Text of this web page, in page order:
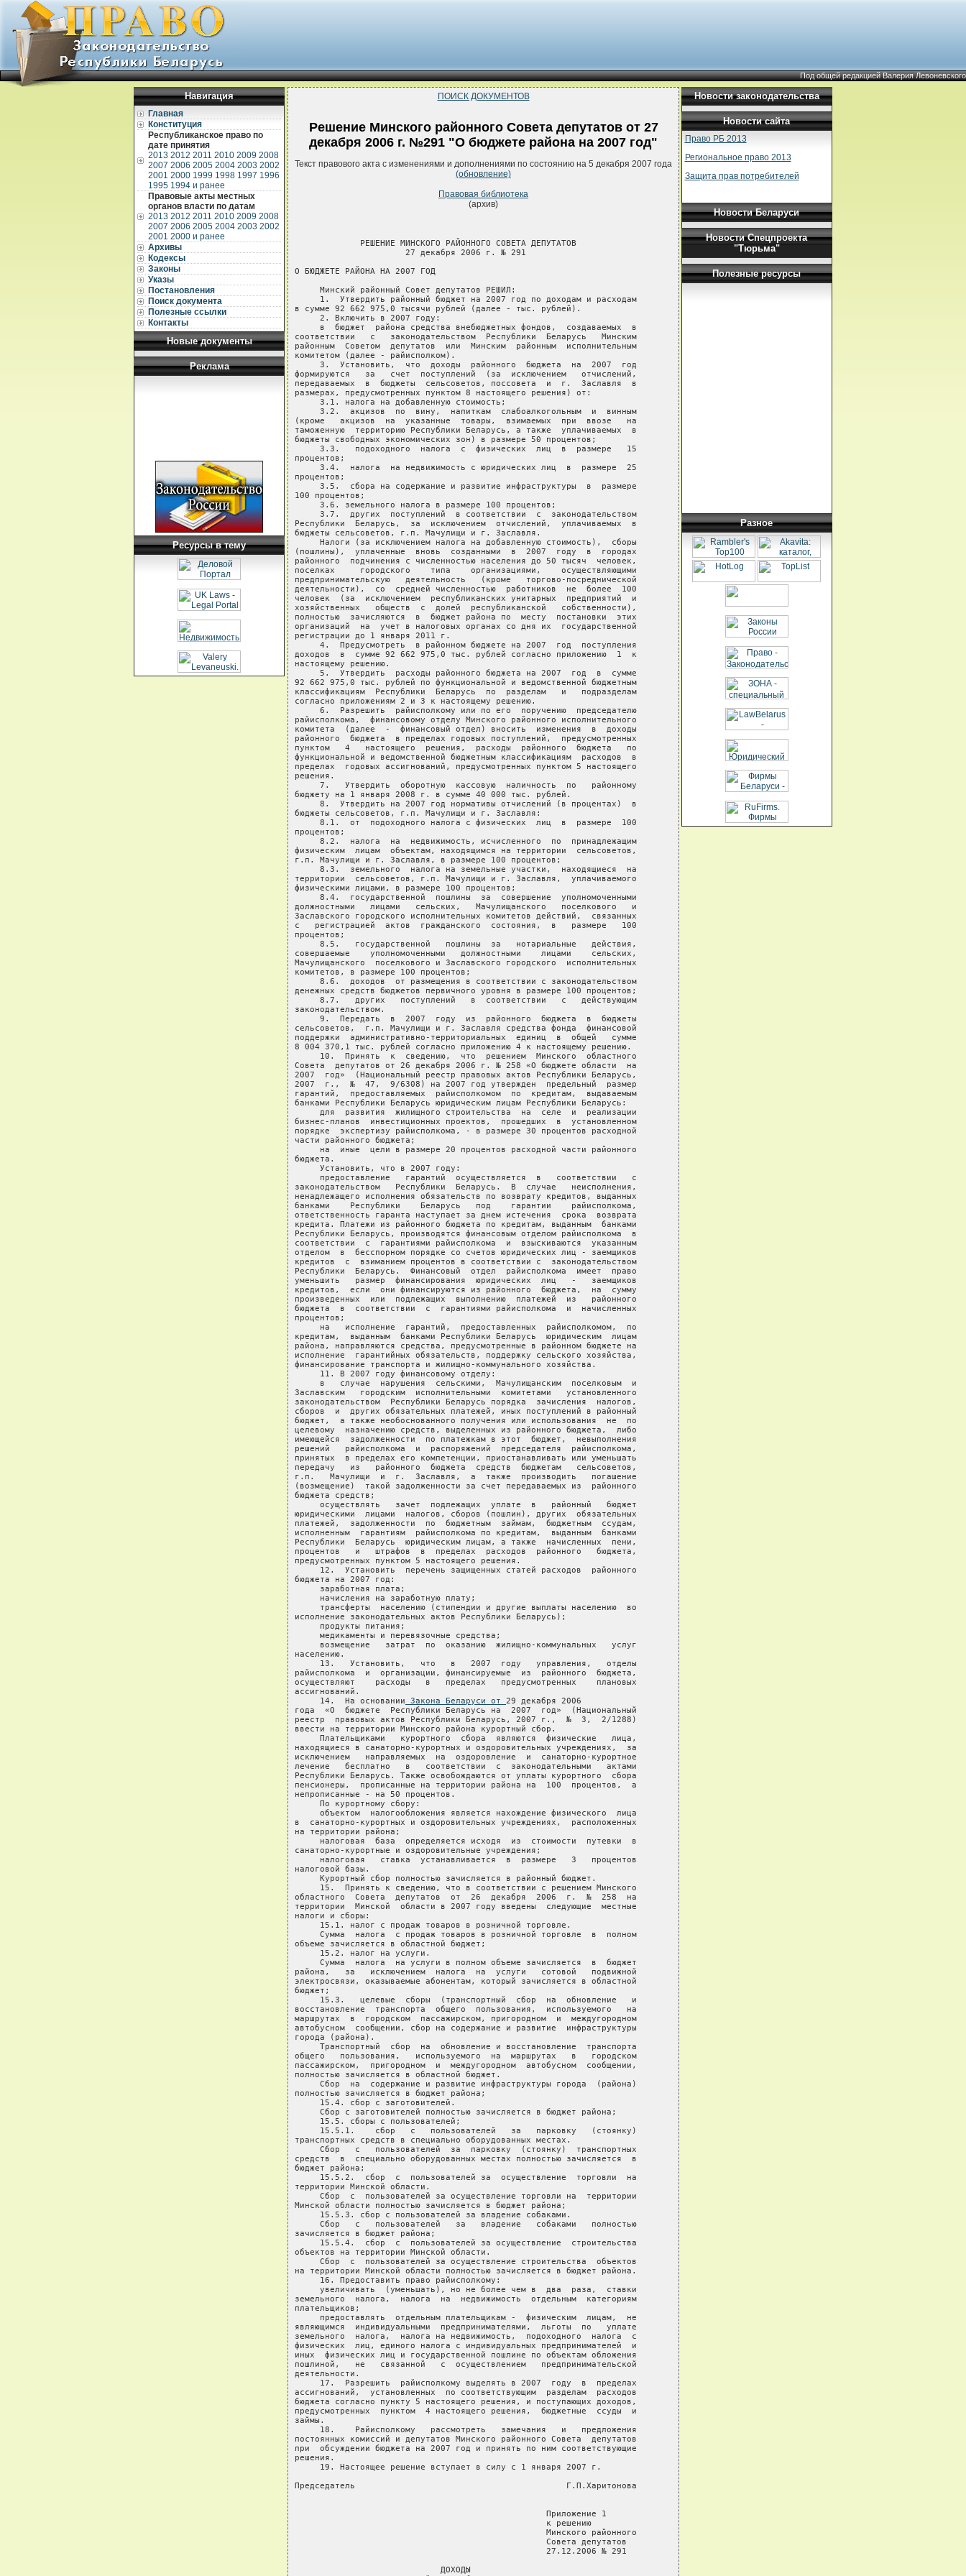
Под общей редакцией Валерия Левоневского
Навигация
Главная
Конституция
Республиканское право по
дате принятия
2013 2012 2011 2010 2009 2008
2007 2006 2005 2004 2003 2002
2001 2000 1999 1998 1997 1996
1995 1994 и ранее
Правовые акты местных
органов власти по датам
2013 2012 2011 2010 2009 2008
2007 2006 2005 2004 2003 2002
2001 2000 и ранее
Архивы
Кодексы
Законы
Указы
Постановления
Поиск документа
Полезные ссылки
Контакты
Новые документы
Реклама
Ресурсы в тему
ПОИСК ДОКУМЕНТОВ
Решение Минского районного Совета депутатов от 27
декабря 2006 г. №291 "О бюджете района на 2007 год"
Текст правового акта с изменениями и дополнениями по состоянию на 5 декабря 2007 года
(обновление)
Правовая библиотека
(архив)
             РЕШЕНИЕ МИНСКОГО РАЙОННОГО СОВЕТА ДЕПУТАТОВ
                      27 декабря 2006 г. № 291
О БЮДЖЕТЕ РАЙОНА НА 2007 ГОД
     Минский районный Совет депутатов РЕШИЛ:
     1.  Утвердить районный бюджет на 2007 год по доходам и расходам
в сумме 92 662 975,0 тысячи рублей (далее - тыс. рублей).
     2. Включить в 2007 году:
     в  бюджет  района средства внебюджетных фондов,  создаваемых  в
соответствии   с   законодательством  Республики  Беларусь   Минским
районным  Советом  депутатов  или  Минским  районным  исполнительным
комитетом (далее - райисполком).
     3.  Установить,  что  доходы  районного  бюджета  на  2007  год
формируются   за   счет  поступлений  (за  исключением   отчислений,
передаваемых  в  бюджеты  сельсоветов, поссовета  и  г.  Заславля  в
размерах, предусмотренных пунктом 8 настоящего решения) от:
     3.1. налога на добавленную стоимость;
     3.2.  акцизов  по  вину,  напиткам  слабоалкогольным  и  винным
(кроме   акцизов  на  указанные  товары,  взимаемых  при  ввозе   на
таможенную  территорию Республики Беларусь, а также  уплачиваемых  в
бюджеты свободных экономических зон) в размере 50 процентов;
     3.3.   подоходного  налога  с  физических  лиц  в  размере   15
процентов;
     3.4.  налога  на недвижимость с юридических лиц  в  размере  25
процентов;
     3.5.  сбора на содержание и развитие инфраструктуры  в  размере
100 процентов;
     3.6. земельного налога в размере 100 процентов;
     3.7.  других  поступлений  в соответствии  с  законодательством
Республики  Беларусь,  за  исключением  отчислений,  уплачиваемых  в
бюджеты сельсоветов, г.п. Мачулищи и г. Заславля.
     Налоги (за исключением налога на добавленную стоимость),  сборы
(пошлины),  уплаченные  вновь  созданными  в  2007  году  в  городах
районного  подчинения с численностью населения до 50 тысяч  человек,
поселках     городского    типа    организациями,    осуществляющими
предпринимательскую   деятельность   (кроме   торгово-посреднической
деятельности),  со  средней численностью  работников  не  более  100
человек  (за  исключением  республиканских унитарных  предприятий  и
хозяйственных   обществ  с  долей  республиканской   собственности),
полностью  зачисляются  в  бюджет района по  месту  постановки  этих
организаций  на  учет в налоговых органах со дня их  государственной
регистрации до 1 января 2011 г.
     4.  Предусмотреть  в районном бюджете на 2007  год  поступления
доходов  в  сумме 92 662 975,0 тыс. рублей согласно приложению  1  к
настоящему решению.
     5.  Утвердить  расходы районного бюджета на 2007  год  в  сумме
92 662 975,0 тыс. рублей по функциональной и ведомственной бюджетным
классификациям  Республики  Беларусь  по  разделам   и   подразделам
согласно приложениям 2 и 3 к настоящему решению.
     6.  Разрешить  райисполкому или по его  поручению  председателю
райисполкома,  финансовому отделу Минского районного исполнительного
комитета  (далее  -  финансовый отдел) вносить  изменения  в  доходы
районного  бюджета  в пределах годовых поступлений,  предусмотренных
пунктом   4   настоящего  решения,  расходы  районного  бюджета   по
функциональной и ведомственной бюджетным классификациям  расходов  в
пределах  годовых ассигнований, предусмотренных пунктом 5 настоящего
решения.
     7.   Утвердить  оборотную  кассовую  наличность  по   районному
бюджету на 1 января 2008 г. в сумме 40 000 тыс. рублей.
     8.  Утвердить на 2007 год нормативы отчислений (в процентах)  в
бюджеты сельсоветов, г.п. Мачулищи и г. Заславля:
     8.1.  от  подоходного налога с физических  лиц  в  размере  100
процентов;
     8.2.  налога  на  недвижимость, исчисленного  по  принадлежащим
физическим  лицам  объектам, находящимся на территории  сельсоветов,
г.п. Мачулищи и г. Заславля, в размере 100 процентов;
     8.3.  земельного  налога на земельные участки,  находящиеся  на
территории  сельсоветов, г.п. Мачулищи и г. Заславля,  уплачиваемого
физическими лицами, в размере 100 процентов;
     8.4.  государственной  пошлины  за  совершение  уполномоченными
должностными   лицами   сельских,   Мачулищанского   поселкового   и
Заславского городского исполнительных комитетов действий,  связанных
с   регистрацией  актов  гражданского  состояния,  в   размере   100
процентов;
     8.5.   государственной   пошлины  за   нотариальные   действия,
совершаемые    уполномоченными   должностными    лицами    сельских,
Мачулищанского  поселкового и Заславского городского  исполнительных
комитетов, в размере 100 процентов;
     8.6.  доходов  от размещения в соответствии с законодательством
денежных средств бюджетов первичного уровня в размере 100 процентов;
     8.7.   других   поступлений   в  соответствии   с   действующим
законодательством.
     9.  Передать  в  2007  году  из  районного  бюджета  в  бюджеты
сельсоветов,  г.п. Мачулищи и г. Заславля средства фонда  финансовой
поддержки  административно-территориальных  единиц  в  общей   сумме
8 004 370,1 тыс. рублей согласно приложению 4 к настоящему решению.
     10.  Принять  к  сведению,  что  решением  Минского  областного
Совета  депутатов от 26 декабря 2006 г. № 258 «О бюджете области  на
2007  год»  (Национальный реестр правовых актов Республики Беларусь,
2007  г.,  №  47,  9/6308) на 2007 год утвержден  предельный  размер
гарантий,  предоставляемых  райисполкомом  по  кредитам,  выдаваемым
банками Республики Беларусь юридическим лицам Республики Беларусь:
     для  развития  жилищного строительства  на  селе  и  реализации
бизнес-планов  инвестиционных проектов,  прошедших  в  установленном
порядке  экспертизу райисполкома, - в размере 30 процентов расходной
части районного бюджета;
     на  иные  цели в размере 20 процентов расходной части районного
бюджета.
     Установить, что в 2007 году:
     предоставление   гарантий  осуществляется  в   соответствии   с
законодательством   Республики  Беларусь.  В  случае   неисполнения,
ненадлежащего исполнения обязательств по возврату кредитов, выданных
банками    Республики    Беларусь   под    гарантии    райисполкома,
ответственность гаранта наступает за днем истечения  срока  возврата
кредита. Платежи из районного бюджета по кредитам, выданным  банками
Республики Беларусь, производятся финансовым отделом райисполкома  в
соответствии  с  гарантиями райисполкома  и  взыскиваются  указанным
отделом  в  бесспорном порядке со счетов юридических лиц - заемщиков
кредитов  с  взиманием процентов в соответствии с  законодательством
Республики  Беларусь.  Финансовый  отдел  райисполкома  имеет  право
уменьшить   размер  финансирования  юридических  лиц   -   заемщиков
кредитов,  если  они финансируются из районного  бюджета,  на  сумму
произведенных  или  подлежащих  выполнению  платежей  из   районного
бюджета  в  соответствии  с  гарантиями райисполкома  и  начисленных
процентов;
     на   исполнение  гарантий,  предоставленных  райисполкомом,  по
кредитам,  выданным  банками Республики Беларусь  юридическим  лицам
района, направляются средства, предусмотренные в районном бюджете на
исполнение  гарантийных обязательств, поддержку сельского хозяйства,
финансирование транспорта и жилищно-коммунального хозяйства.
     11. В 2007 году финансовому отделу:
     в   случае  нарушения  сельскими,  Мачулищанским  поселковым  и
Заславским   городским  исполнительными  комитетами   установленного
законодательством  Республики Беларусь порядка  зачисления  налогов,
сборов  и  других обязательных платежей, иных поступлений в районный
бюджет,  а также необоснованного получения или использования  не  по
целевому  назначению средств, выделенных из районного бюджета,  либо
имеющейся  задолженности  по платежкам в этот  бюджет,  невыполнения
решений   райисполкома  и  распоряжений  председателя  райисполкома,
принятых  в пределах его компетенции, приостанавливать или уменьшать
передачу   из   районного  бюджета  средств  бюджетам   сельсоветов,
г.п.   Мачулищи  и  г.  Заславля,  а  также  производить   погашение
(возмещение)  такой задолженности за счет передаваемых из  районного
бюджета средств;
     осуществлять   зачет  подлежащих  уплате  в   районный   бюджет
юридическими  лицами  налогов, сборов (пошлин), других  обязательных
платежей,  задолженности  по  бюджетным  займам,  бюджетным  ссудам,
исполненным  гарантиям  райисполкома по кредитам,  выданным  банками
Республики  Беларусь  юридическим лицам, а также  начисленных  пени,
процентов   и   штрафов  в  пределах  расходов  районного   бюджета,
предусмотренных пунктом 5 настоящего решения.
     12.  Установить  перечень защищенных статей расходов  районного
бюджета на 2007 год:
     заработная плата;
     начисления на заработную плату;
     трансферты  населению (стипендии и другие выплаты населению  во
исполнение законодательных актов Республики Беларусь);
     продукты питания;
     медикаменты и перевязочные средства;
     возмещение   затрат  по  оказанию  жилищно-коммунальных   услуг
населению.
     13.   Установить,   что   в   2007  году   управления,   отделы
райисполкома  и  организации, финансируемые  из  районного  бюджета,
осуществляют    расходы   в   пределах   предусмотренных    плановых
ассигнований.
     14.  На основании
Закона Беларуси от 29 декабря 2006
года  «О  бюджете  Республики Беларусь на  2007  год»  (Национальный
реестр  правовых актов Республики Беларусь, 2007 г.,  №  3,  2/1288)
ввести на территории Минского района курортный сбор.
     Плательщиками   курортного  сбора  являются  физические   лица,
находящиеся в санаторно-курортных и оздоровительных учреждениях,  за
исключением   направляемых  на  оздоровление  и  санаторно-курортное
лечение   бесплатно   в   соответствии  с  законодательными   актами
Республики Беларусь. Также освобождаются от уплаты курортного  сбора
пенсионеры,  прописанные на территории района на  100  процентов,  а
непрописанные - на 50 процентов.
     По курортному сбору:
     объектом  налогообложения является нахождение физического  лица
в  санаторно-курортных и оздоровительных учреждениях,  расположенных
на территории района;
     налоговая  база  определяется исходя  из  стоимости  путевки  в
санаторно-курортные и оздоровительные учреждения;
     налоговая   ставка  устанавливается  в  размере   3   процентов
налоговой базы.
     Курортный сбор полностью зачисляется в районный бюджет.
     15.  Принять к сведению, что в соответствии с решением Минского
областного  Совета  депутатов  от  26  декабря  2006  г.  №  258  на
территории  Минской  области в 2007 году введены  следующие  местные
налоги и сборы:
     15.1. налог с продаж товаров в розничной торговле.
     Сумма  налога  с продаж товаров в розничной торговле  в  полном
объеме зачисляется в областной бюджет;
     15.2. налог на услуги.
     Сумма  налога  на услуги в полном объеме зачисляется  в  бюджет
района,   за   исключением  налога  на  услуги   сотовой   подвижной
электросвязи, оказываемые абонентам, который зачисляется в областной
бюджет;
     15.3.   целевые  сборы  (транспортный  сбор  на  обновление   и
восстановление  транспорта  общего  пользования,  используемого   на
маршрутах  в  городском  пассажирском, пригородном  и  междугородном
автобусном  сообщении, сбор на содержание и развитие  инфраструктуры
города (района).
     Транспортный  сбор  на  обновление и восстановление  транспорта
общего   пользования,   используемого  на  маршрутах   в   городском
пассажирском,  пригородном  и  междугородном  автобусном  сообщении,
полностью зачисляется в областной бюджет.
     Сбор  на  содержание и развитие инфраструктуры города  (района)
полностью зачисляется в бюджет района;
     15.4. сбор с заготовителей.
     Сбор с заготовителей полностью зачисляется в бюджет района;
     15.5. сборы с пользователей;
     15.5.1.    сбор   с   пользователей   за   парковку   (стоянку)
транспортных средств в специально оборудованных местах.
     Сбор   с   пользователей  за  парковку  (стоянку)  транспортных
средств  в  специально оборудованных местах полностью зачисляется  в
бюджет района;
     15.5.2.  сбор  с  пользователей за  осуществление  торговли  на
территории Минской области.
     Сбор  с  пользователей за осуществление торговли на  территории
Минской области полностью зачисляется в бюджет района;
     15.5.3. сбор с пользователей за владение собаками.
     Сбор   с   пользователей   за   владение   собаками   полностью
зачисляется в бюджет района;
     15.5.4.  сбор  с  пользователей за осуществление  строительства
объектов на территории Минской области.
     Сбор  с  пользователей за осуществление строительства  объектов
на территории Минской области полностью зачисляется в бюджет района.
     16. Предоставить право райисполкому:
     увеличивать  (уменьшать), но не более чем в  два  раза,  ставки
земельного  налога,  налога  на  недвижимость  отдельным  категориям
плательщиков;
     предоставлять  отдельным плательщикам -  физическим  лицам,  не
являющимся  индивидуальными  предпринимателями,  льготы  по   уплате
земельного  налога,  налога на недвижимость,  подоходного  налога  с
физических  лиц, единого налога с индивидуальных предпринимателей  и
иных  физических лиц и государственной пошлине по объектам обложения
пошлиной,   не   связанной   с  осуществлением   предпринимательской
деятельности.
     17.  Разрешить  райисполкому выделять в 2007  году  в  пределах
ассигнований,  установленных  по соответствующим  разделам  расходов
бюджета согласно пункту 5 настоящего решения, и поступающих доходов,
предусмотренных  пунктом  4 настоящего решения,  бюджетные  ссуды  и
займы.
     18.    Райисполкому   рассмотреть   замечания   и   предложения
постоянных комиссий и депутатов Минского районного Совета  депутатов
при  обсуждении бюджета на 2007 год и принять по ним соответствующие
решения.
     19. Настоящее решение вступает в силу с 1 января 2007 г.
     
Председатель                                          Г.П.Харитонова


                                                  Приложение 1
                                                  к решению
                                                  Минского районного
                                                  Совета депутатов
                                                  27.12.2006 № 291
                                
                             ДОХОДЫ
                        районного бюджета
                                
(тыс. рублей)
1. Налоговые доходы                                   72 935 545
1.1. Налоги на доходы и прибыль                       11 146 510
Подоходный налог                                       4 400 310
Целевые сборы                                          6 746 200
Сбор на содержание и развитие                          6 746 200
инфраструктуры
1.2. Налоги на собственность                          24 137 757
Налог на недвижимость за незавершенное                   414 400
строительство
Земельный налог                                       20 170 200
Налог на недвижимость                                  3 553 157
1.3. Налоги на товары и услуги                        33 115 859
Налог на добавленную стоимость                        12 612 700
Налог при упрощенной системе                           1 177 500
налогообложения для субъектов малого
предпринимательства
Единый налог с индивидуальных                          4 957 840
предпринимателей и иных физических лиц
Единый налог для производителей                        5 338 200
сельскохозяйственной продукции
Акцизы на товары                                       1 079 300
Налог на игорный бизнес                                   45 400
Налог на услуги                                        5 107 300
Сбор с заготовителей                                       2 500
Сбор с пользователей                                     115 239
Регистрационные и лицензионные сборы                     270 120
Платежи за использование (изъятие,                     2 409 760
добычу) природных ресурсов
1.4. Другие налоги, сборы (пошлины) и                  4 535 419
иные обязательные платежи
Государственная пошлина                                4 349 919
Курортный сбор                                           180 500
Плата за размещение наружной рекламы                       5 000
2. Неналоговые доходы                                 16 977 916
2.1. Доходы от использования имущества,                    8 398
находящегося в государственной
собственности
Проценты за пользование денежными                          8 398
средствами бюджетов
2.2. Доходы от предпринимательской и иной              4 062 455
приносящей доходы деятельности
Доходы от сдачи в аренду земельных                     1 049 445
участков
Доходы от сдачи в аренду имущества,                       17 500
находящегося в государственной
собственности
Административные сборы и платежи                          95 400
Доходы от реализации государственного                  2 900 110
имущества
Доходы от реализации конфискованного                       4 490
имущества
Доходы от продажи (передачи) земли в                   2 895 620
собственность
2.3. Административные штрафы и                        10 999 103
экономические санкции, удержания
Административные штрафы и экономические               10 999 103
санкции, налагаемые контролирующими
органами
2.4. Прочие неналоговые доходы                         1 907 960
Прочие неналоговые доходы                              1 907 960
3. Безвозмездные поступления                           2 749 514
3.1. Безвозмездные поступления от других               2 749 514
уровней
Безвозмездные поступления от других                    2 749 514
уровней государственного управления
Фонд финансовой поддержки административно-             2 749 514
территориальных единиц
ВСЕГО доходов                                         92 662 975


     
                                                  Приложение 2
                                                  к решению
                                                  Минского районного
                                                  Совета депутатов
                                                  27.12.2006 № 291
                                
                             РАСХОДЫ
  районного бюджета на 2007 год по функциональной классификации
 Республики Беларусь по разделам и подразделам и видам расходов
                                
(тыс. рублей)
Общегосударственные расходы                         13 575 186,4
Государственные органы общего назначения             3 561 893,2
Органы государственного управления и                 3 545 286,4
другие органы исполнительной власти
общего назначения
Государственные архивы                                  16 606,8
Обслуживание государственного долга,                      25 000
долгов органов местного управления и
самоуправления
Обслуживание внутреннего                                  25 000
государственного долга
Резервный фонд органов местного                      1 783 268,1
управления и самоуправления
Резервный фонд                                       1 783 268,1
Другие общегосударственные расходы                       200 655
Иные общегосударственные расходы                         200 655
Трансферты другим уровням                            8
Новости законодательства
Новости сайта
Право РБ 2013
Региональное право 2013
Защита прав потребителей
Новости Беларуси
Новости Спецпроекта
"Тюрьма"
Полезные ресурсы
Разное